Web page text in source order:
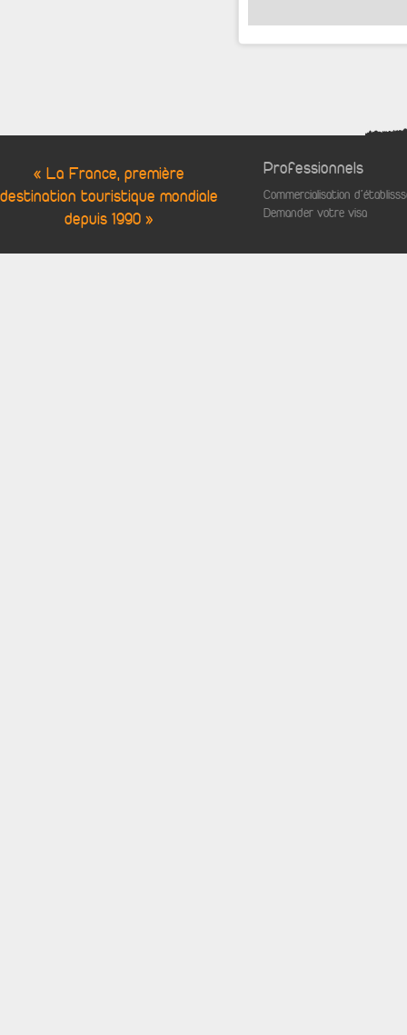
« La France, première
destination touristique mondiale
depuis 1990 »
Professionnels
Commercialisation
Demander votre visa